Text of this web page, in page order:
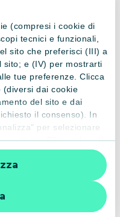
(compresi i cookie di
tecnici e funzionali,
sito che preferisci (III) a
sito; e (IV) per mostrarti
tue preferenze. Clicca
(diversi dai cookie
del sito e dai
il consenso). In
per selezionare
Cliccando sulla
lasciate invariate e
senza cookie o altri
quelli tecnici. Per
45% non sa se il
il 50% circa non è
i propri risparmi,
italiani
o familiari
e al “fai da te”, oppure
così il proprio tenore
diminuzione delle
per raggiungere